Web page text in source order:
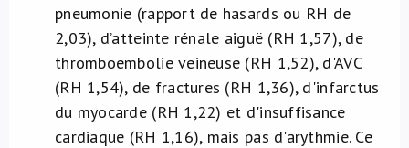
pneumonie (rapport de hasards ou RH de
2,03), d’atteinte rénale aiguë (RH 1,57), de
thromboembolie veineuse (RH 1,52), d'AVC
(RH 1,54), de fractures (RH 1,36), d'infarctus
du myocarde (RH 1,22) et d'insuffisance
cardiaque (RH 1,16), mais pas d'arythmie. Ce